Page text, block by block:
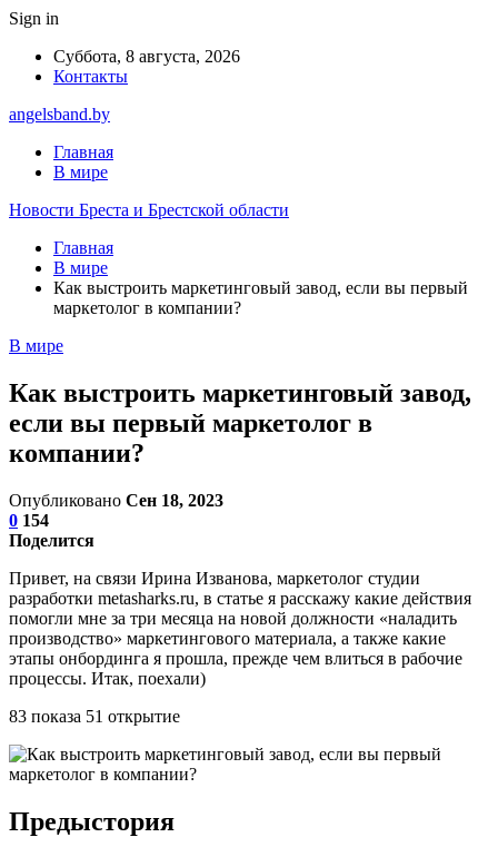
Sign in
Суббота, 8 августа, 2026
Контакты
angelsband.by
Главная
В мире
Новости Бреста и Брестской области
Главная
В мире
Как выстроить маркетинговый завод, если вы первый
маркетолог в компании?
В мире
Как выстроить маркетинговый завод,
если вы первый маркетолог в
компании?
Опубликовано Сен 18, 2023
0 154
Поделится
Привет, на связи Ирина Изванова, маркетолог студии
разработки metasharks.ru, в статье я расскажу какие действия
помогли мне за три месяца на новой должности «наладить
производство» маркетингового материала, а также какие
этапы онбординга я прошла, прежде чем влиться в рабочие
процессы. Итак, поехали)
83 показа 51 открытие
Предыстория